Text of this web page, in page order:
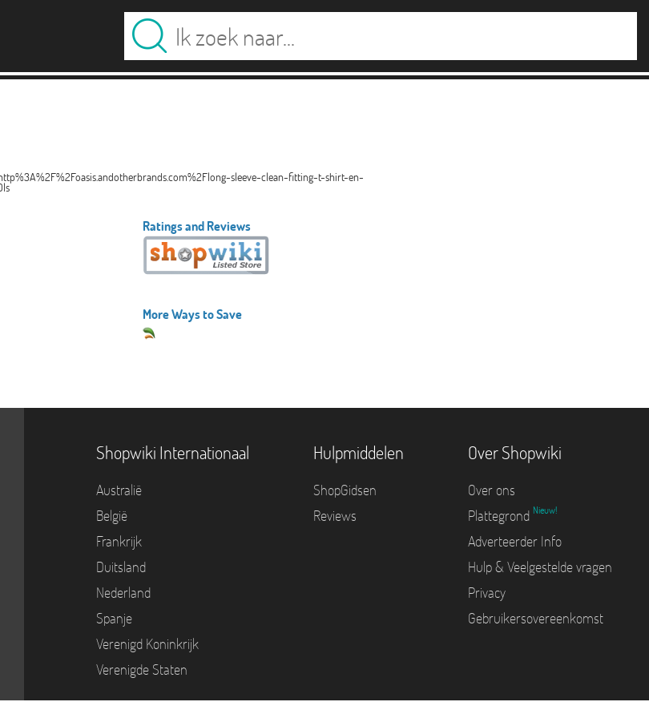
sleeve-clean-fitting-t-shirt-en-
Ratings and Reviews
More Ways to Save
Shopwiki Internationaal
Australië
België
Frankrijk
Duitsland
Nederland
Spanje
Verenigd Koninkrijk
Verenigde Staten
Hulpmiddelen
ShopGidsen
Reviews
Over Shopwiki
Over ons
Plattegrond Nieuw!
Adverteerder Info
Hulp & Veelgestelde vragen
Privacy
Gebruikersovereenkomst